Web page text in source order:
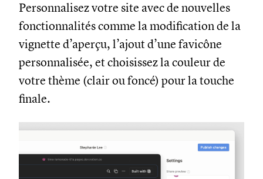
Personnalisez votre site avec de nouvelles
fonctionnalités comme la modification de la
vignette d’aperçu, l’ajout d’une favicône
personnalisée, et choisissez la couleur de
votre thème (clair ou foncé) pour la touche
finale.